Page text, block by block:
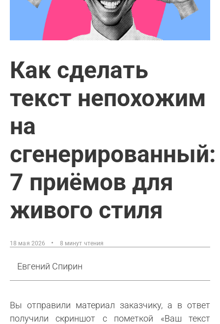
Как сделать
текст непохожим
на
сгенерированный:
7 приёмов для
живого стиля
18 мая 2026 8 минут чтения
Евгений Спирин
Вы отправили материал заказчику, а в ответ
получили скриншот с пометкой «Ваш текст